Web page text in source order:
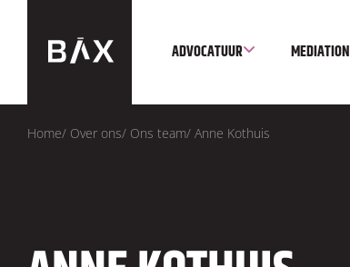
ADVOCATUUR MEDIATION
Home/ Over ons/ Ons team/ Anne Kothuis